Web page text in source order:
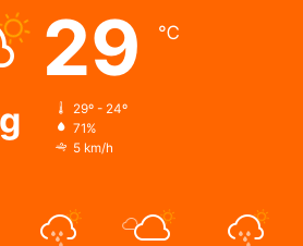
29 ℃
29º - 24º
71%
5 km/h